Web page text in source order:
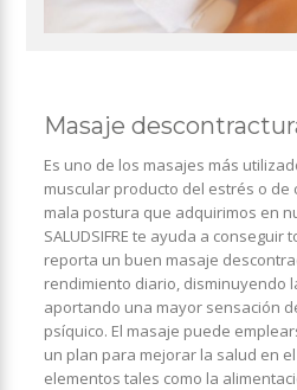
Masaje
Es uno de los masajes más
muscular producto del estrés o de
mala postura que adquirimos en
SALUDSIFRE te ayuda a
reporta un buen masaje
rendimiento diario, disminuyendo
aportando una mayor sensación
psíquico. El masaje puede
un plan para mejorar la salud en
elementos tales como la